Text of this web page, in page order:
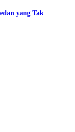
yang Tak